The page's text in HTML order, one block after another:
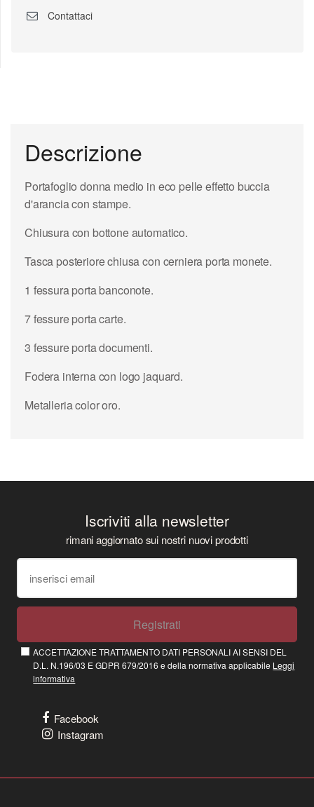
Contattaci
Descrizione
Portafoglio donna medio in eco pelle effetto buccia
d'arancia con stampe.
Chiusura con bottone automatico.
Tasca posteriore chiusa con cerniera porta monete.
1 fessura porta banconote.
7 fessure porta carte.
3 fessure porta documenti.
Fodera interna con logo jaquard.
Metalleria color oro.
Iscriviti alla newsletter
rimani aggiornato sui nostri nuovi prodotti
Registrati
ACCETTAZIONE TRATTAMENTO DATI PERSONALI AI SENSI DEL
D.L. N.196/03 E GDPR 679/2016 e della normativa applicabile Leggi
informativa
Facebook
Instagram